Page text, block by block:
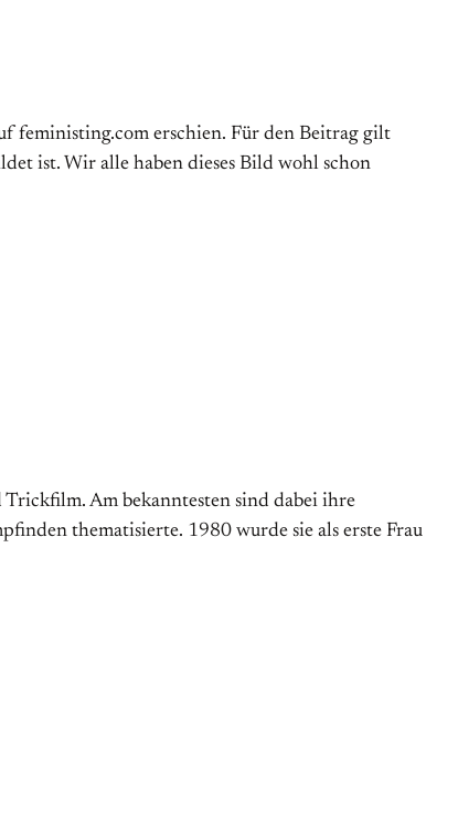
feministing.com erschien. Für den Beitrag gilt
ist. Wir alle haben dieses Bild wohl schon
Am bekanntesten sind dabei ihre
thematisierte. 1980 wurde sie als erste Frau